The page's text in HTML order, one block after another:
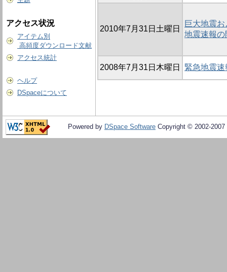
アクセス状況
アイテム別
高頻度ダウンロード文献
アクセス統計
ヘルプ
DSpaceについて
2010年7月31日土曜日
巨大地震
地震速報
2008年7月31日木曜日 緊急地震
Powered by DSpace Software Copyright © 2002-2007